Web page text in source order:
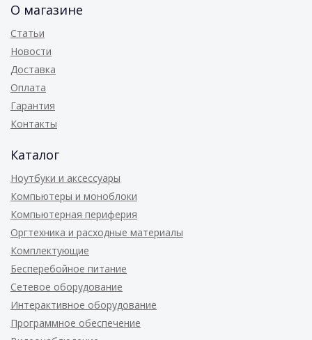
О магазине
Статьи
Новости
Доставка
Оплата
Гарантия
Контакты
Каталог
Ноутбуки и аксессуары
Компьютеры и моноблоки
Компьютерная периферия
Оргтехника и расходные материалы
Комплектующие
Бесперебойное питание
Сетевое оборудование
Интерактивное оборудование
Программное обеспечение